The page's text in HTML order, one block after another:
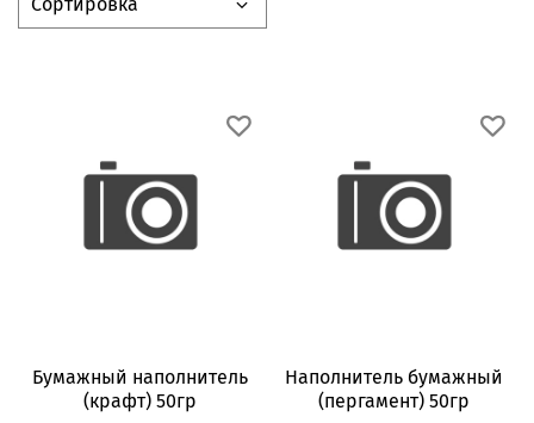
Бумажный наполнитель
(крафт) 50гр
Наполнитель бумажный
(пергамент) 50гр